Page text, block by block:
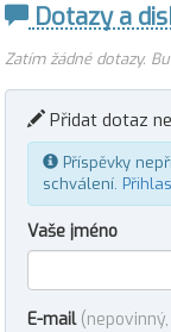
Dotazy a
Zatím žádné dotazy.
Přidat dotaz
Příspěvky
schválení.
Vaše jméno
E-mail